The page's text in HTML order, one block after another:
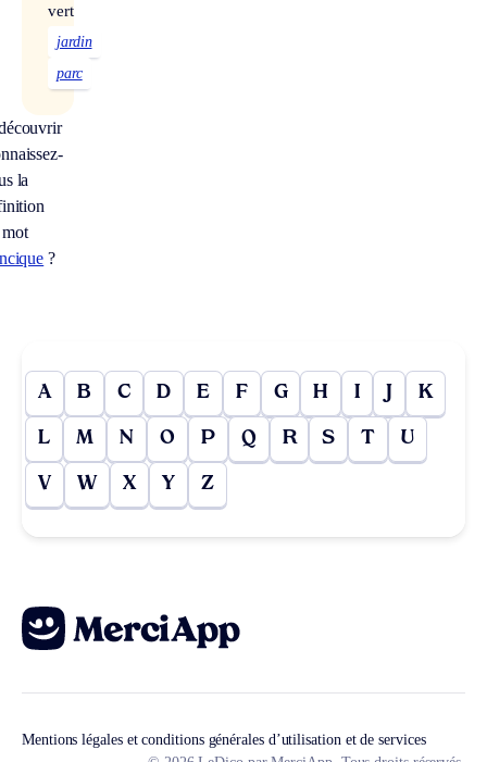
vert
jardin
parc
la
?
A B C D E F G H I J K
L M N O P Q R S T U
V W X Y Z
Mentions légales et conditions générales d’utilisation et de services